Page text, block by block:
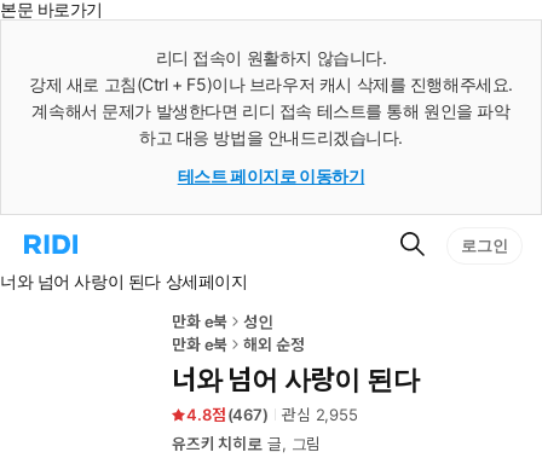
본문 바로가기
리디 접속이 원활하지 않습니다.
강제 새로 고침(Ctrl + F5)이나 브라우저 캐시 삭제를 진행해주세요.
계속해서 문제가 발생한다면 리디 접속 테스트를 통해 원인을 파악
하고 대응 방법을 안내드리겠습니다.
테스트 페이지로 이동하기
리
홈
검
로그인
너와 넘어 사랑이 된다 상세페이지
만화 e북
성인
만화 e북
해외 순정
너와 넘어 사랑이 된다
4.8 (467) 관심 2,955
유즈키 치히로 글, 그림